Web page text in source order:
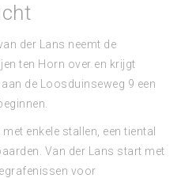
der Lans neemt de
ten Horn over en krijgt
de Loosduinseweg 9 een
enkele stallen, een tiental
Van der Lans start met
voor